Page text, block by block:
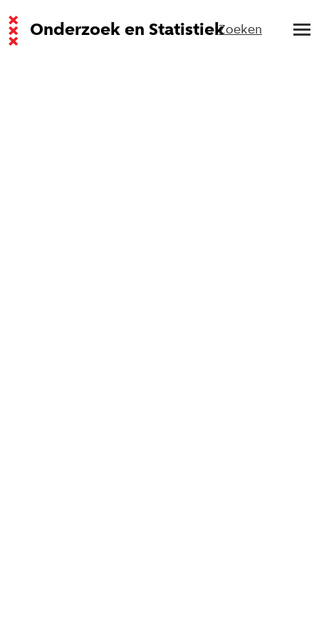
Onderzoek en StatistiekZoeken